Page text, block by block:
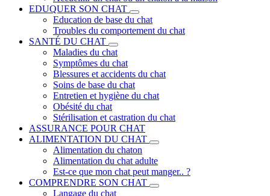
EDUQUER SON CHAT
Education de base du chat
Troubles du comportement du chat
SANTÉ DU CHAT
Maladies du chat
Symptômes du chat
Blessures et accidents du chat
Soins de base du chat
Entretien et hygiène du chat
Obésité du chat
Stérilisation et castration du chat
ASSURANCE POUR CHAT
ALIMENTATION DU CHAT
Alimentation du chaton
Alimentation du chat adulte
Est-ce que mon chat peut manger.. ?
COMPRENDRE SON CHAT
Langage du chat